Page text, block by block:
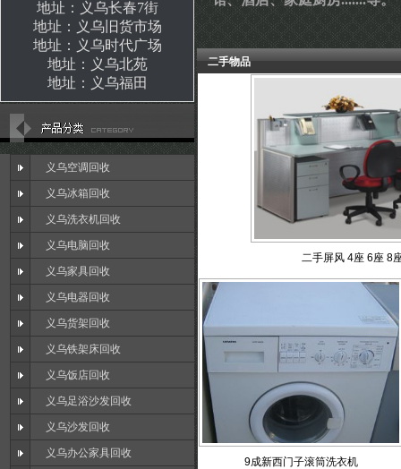
义乌空调回收
义乌冰箱回收
义乌洗衣机回收
义乌电脑回收
义乌家具回收
义乌电器回收
义乌货架回收
义乌铁架床回收
义乌饭店回收
义乌足浴沙发回收
义乌沙发回收
义乌办公家具回收
二手物品
二手屏风 4座 6座 8
9成新西门子滚筒洗衣机
地址：义乌长春7街
地址：义乌旧货市场
地址：义乌时代广场
地址：义乌北苑
地址：义乌福田